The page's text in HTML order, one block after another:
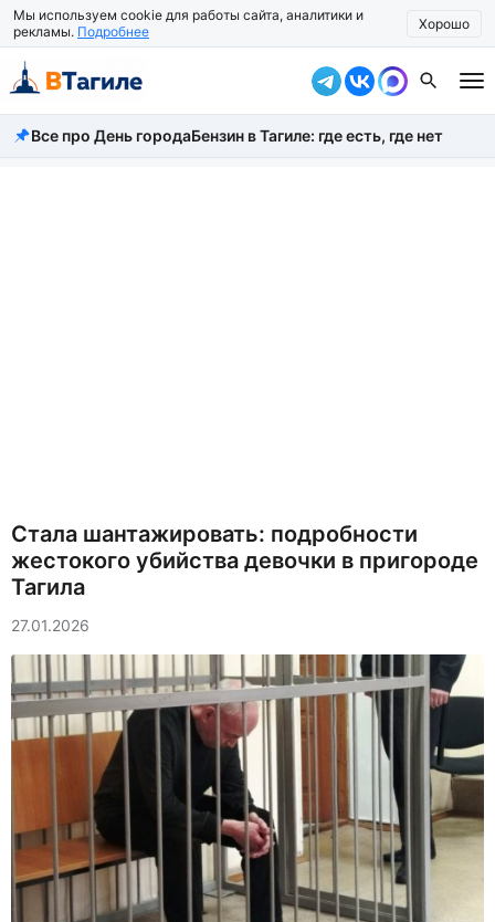
Мы используем cookie для работы сайта, аналитики и
рекламы. Подробнее Хорошо
Все новости
Все про День городаБензин в Тагиле: где есть, где нет
Стала шантажировать: подробности
жестокого убийства девочки в пригороде
Тагила
27.01.2026